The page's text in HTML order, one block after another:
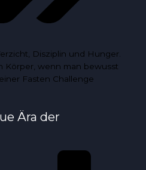
Disziplin und Hunger.
Körper, wenn man bewusst
Fasten Challenge
Ära der